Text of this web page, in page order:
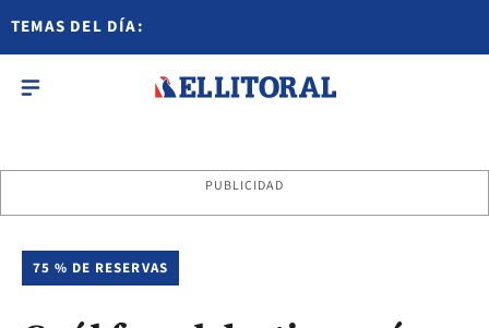
TEMAS DEL DÍA:
PUBLICIDAD
75 % DE RESERVAS